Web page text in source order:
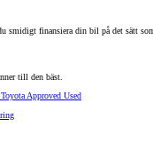
smidigt finansiera din bil på det sätt
till den bäst.
Toyota Approved Used